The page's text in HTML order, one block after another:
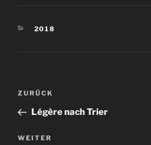
KATEGORIEN
2018
Beitragsnavigation
Vorheriger
Beitrag
ZURÜCK
Légère nach Trier
Nächster
WEITER